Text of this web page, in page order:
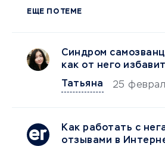
ЕЩЕ ПО ТЕМЕ
Синдром
как от него
Татьяна
25
Как работать с
отзывами в